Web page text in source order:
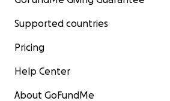
Supported countries
Pricing
Help Center
About GoFundMe